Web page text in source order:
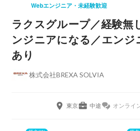
Webエンジニア・未経験歓迎
ラクスグループ／経験
ンジニアになる／エンジ
あり
株式会社BREXA SOLVIA
東京 中途 オンライ